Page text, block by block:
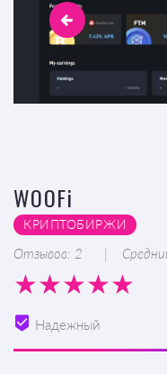
WOOFi
КРИПТОБИРЖИ
Отзывов: 2
Надежный